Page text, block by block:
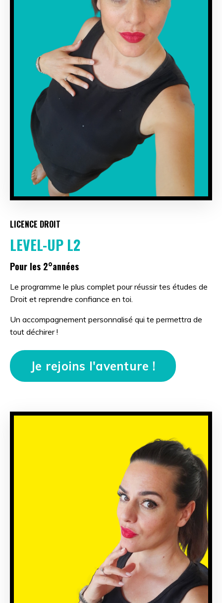
LICENCE DROIT
LEVEL-UP L2
Pour les 2°années
Le programme le plus complet pour réussir tes études de
Droit et reprendre confiance en toi.
Un accompagnement personnalisé qui te permettra de
tout déchirer !
Je rejoins l'aventure !